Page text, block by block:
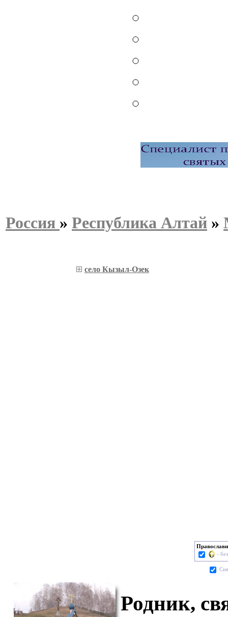
Россия » Республика Алтай »
село Кызыл-Озек
-
Родник,